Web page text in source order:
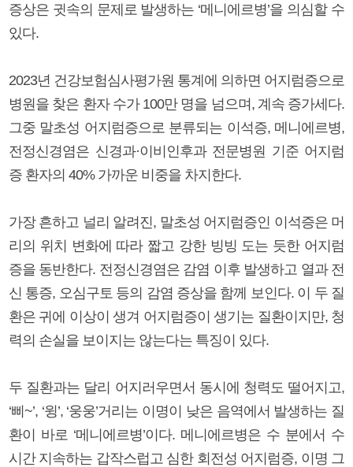
증상은 귓속의 문제로 발생하는 ‘메니에르병’을 의심할 수
있다.
2023년 건강보험심사평가원 통계에 의하면 어지럼증으로
병원을 찾은 환자 수가 100만 명을 넘으며, 계속 증가세다.
그중 말초성 어지럼증으로 분류되는 이석증, 메니에르병,
전정신경염은 신경과·이비인후과 전문병원 기준 어지럼
증 환자의 40% 가까운 비중을 차지한다.
가장 흔하고 널리 알려진, 말초성 어지럼증인 이석증은 머
리의 위치 변화에 따라 짧고 강한 빙빙 도는 듯한 어지럼
증을 동반한다. 전정신경염은 감염 이후 발생하고 열과 전
신 통증, 오심구토 등의 감염 증상을 함께 보인다. 이 두 질
환은 귀에 이상이 생겨 어지럼증이 생기는 질환이지만, 청
력의 손실을 보이지는 않는다는 특징이 있다.
두 질환과는 달리 어지러우면서 동시에 청력도 떨어지고,
‘삐~’, ‘윙’, ‘웅웅’거리는 이명이 낮은 음역에서 발생하는 질
환이 바로 ‘메니에르병’이다. 메니에르병은 수 분에서 수
시간 지속하는 갑작스럽고 심한 회전성 어지럼증, 이명 그